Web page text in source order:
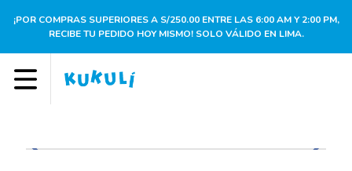
¡POR COMPRAS SUPERIORES A S/250.00 ENTRE LAS 6:00 AM Y 2:00 PM,
RECIBE TU PEDIDO HOY MISMO! SOLO VÁLIDO EN LIMA.